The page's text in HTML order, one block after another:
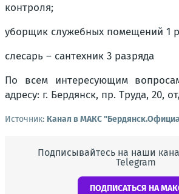
контроля;
уборщик служебных помещений 1
слесарь – сантехник 3 разряда
По всем интересующим
адресу: г. Бердянск, пр. Труда, 20,
Источник: Канал в МАКС
Подписывайтесь на наши
Telegram
ПОДПИСАТЬСЯ НА